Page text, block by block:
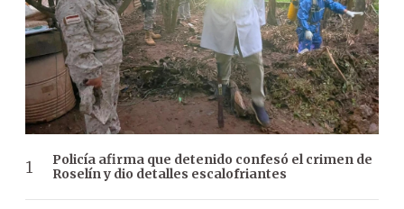
Policía afirma que detenido confesó el crimen de
Roselín y dio detalles escalofriantes